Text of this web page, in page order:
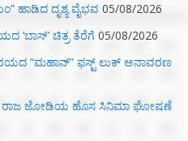
ಹಾಡಿದ ದೃಶ್ಯ ವೈಭವ 05/08/2026
‘ಬಾಸ್’ ಚಿತ್ರ ತೆರೆಗೆ 05/08/2026
“ಮಹಾನ್” ಫಸ್ಟ್ ಲುಕ್ ಅನಾವರಣ
ರಾಜ ಜೋಡಿಯ ಹೊಸ ಸಿನಿಮಾ ಘೋಷಣೆ